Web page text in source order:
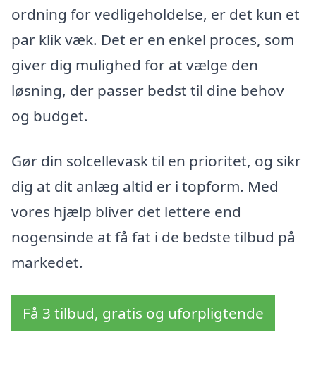
ordning for vedligeholdelse, er det kun et
par klik væk. Det er en enkel proces, som
giver dig mulighed for at vælge den
løsning, der passer bedst til dine behov
og budget.
Gør din solcellevask til en prioritet, og sikr
dig at dit anlæg altid er i topform. Med
vores hjælp bliver det lettere end
nogensinde at få fat i de bedste tilbud på
markedet.
Få 3 tilbud, gratis og uforpligtende